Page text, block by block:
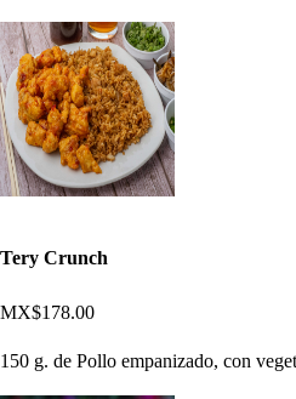
Tery Crunch
MX$178.00
150 g. de Pollo empanizado, con